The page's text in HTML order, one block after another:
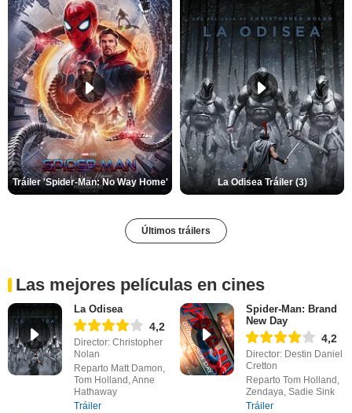
Tráiler 'Spider-Man: No Way Home' La Odisea Tráiler (3)
Últimos tráilers
Las mejores películas en cines
La Odisea
4,2
Director: Christopher
Nolan
Reparto Matt Damon,
Tom Holland, Anne
Hathaway
Tráiler
Spider-Man: Brand
New Day
4,2
Director: Destin Daniel
Cretton
Reparto Tom Holland,
Zendaya, Sadie Sink
Tráiler